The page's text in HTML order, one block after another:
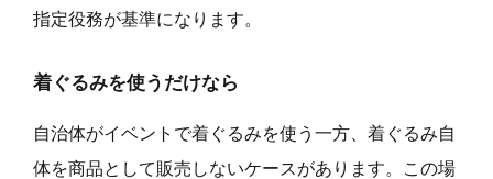
指定役務が基準になります。
着ぐるみを使うだけなら
自治体がイベントで着ぐるみを使う一方、着ぐるみ自
体を商品として販売しないケースがあります。この場